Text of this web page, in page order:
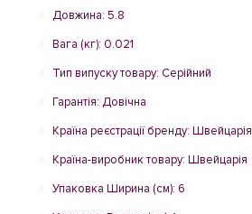
Довжина: 5.8
Вага (кг): 0.021
Тип випуску товару: Серійний
Гарантія: Довічна
Країна реєстрації бренду: Швейцарія
Країна-виробник товару: Швейцарія
Упаковка Ширина (см): 6